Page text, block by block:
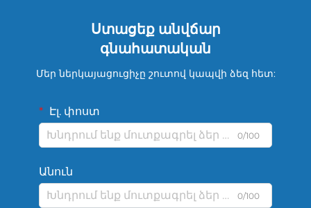
Ստացեք անվճար
գնահատական
Մեր ներկայացուցիչը շուտով կապվի ձեզ հետ:
Էլ. փոստ
0/100
Անուն
0/100